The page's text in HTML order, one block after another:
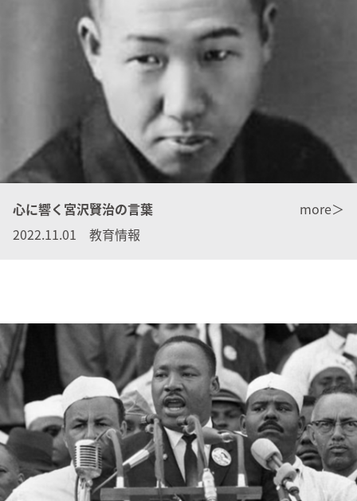
心に響く宮沢賢治の言葉
2022.11.01 教育情報
more＞